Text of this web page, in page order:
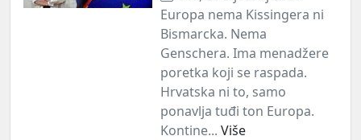
Europa nema Kissingera ni
Bismarcka. Nema
Genschera. Ima menadžere
poretka koji se raspada.
Hrvatska ni to, samo
ponavlja tuđi ton Europa.
Kontine... Više